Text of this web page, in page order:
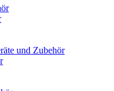
und Zubehör